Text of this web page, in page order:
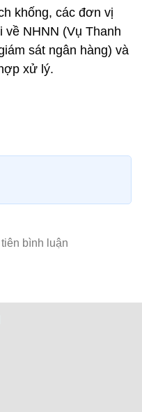
khống, các đơn vị
về NHNN (Vụ Thanh
sát ngân hàng) và
xử lý.